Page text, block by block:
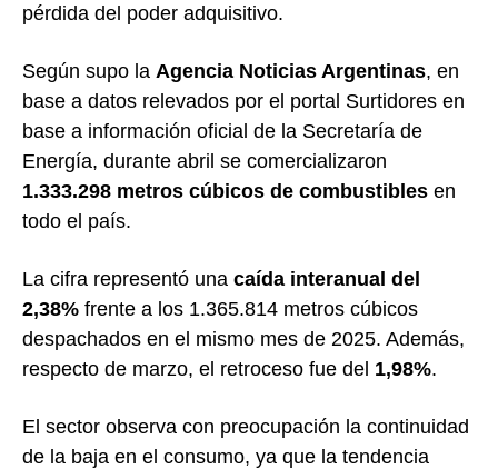
pérdida del poder adquisitivo.
Según supo la Agencia Noticias Argentinas, en
base a datos relevados por el portal Surtidores en
base a información oficial de la Secretaría de
Energía, durante abril se comercializaron
1.333.298 metros cúbicos de combustibles en
todo el país.
La cifra representó una caída interanual del
2,38% frente a los 1.365.814 metros cúbicos
despachados en el mismo mes de 2025. Además,
respecto de marzo, el retroceso fue del 1,98%.
El sector observa con preocupación la continuidad
de la baja en el consumo, ya que la tendencia